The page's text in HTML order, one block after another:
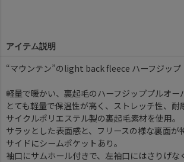
アイテム説明
“マウンテン”のlight back fleece ハーフジップ
軽量で暖かい、裏起毛のハーフジッププルオー
とても軽量で保温性が高く、ストレッチ性、耐
サイクルポリエステル製の裏起毛素材を使用。
サラッとした表面感と、フリースの様な裏面が
サイドにシームポケットあり。
袖口にサムホール付きで、左袖口にはさりげな